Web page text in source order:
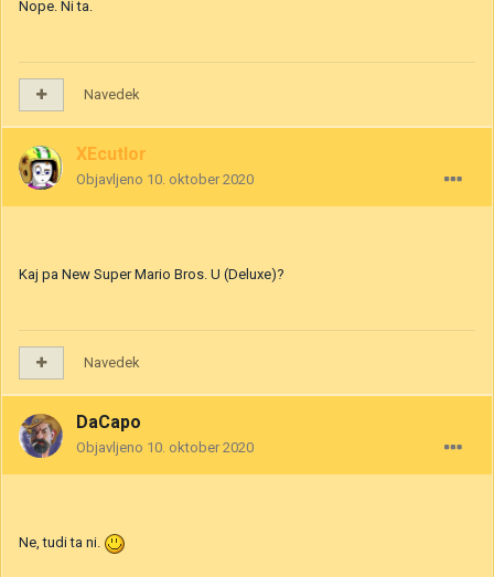
Nope. Ni ta.
Navedek
XEcutIor
Objavljeno 10. oktober 2020
Kaj pa New Super Mario Bros. U (Deluxe)?
Navedek
DaCapo
Objavljeno 10. oktober 2020
Ne, tudi ta ni.